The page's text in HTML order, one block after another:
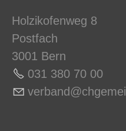
Holzikofenweg 8
Postfach
3001 Bern
031 380 70 00
v rb nd chg m